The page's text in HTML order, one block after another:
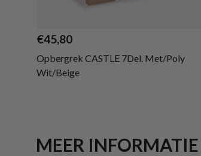
€45,80
Opbergrek CASTLE 7Del. Met/Poly
Wit/Beige
MEER INFORMATIE